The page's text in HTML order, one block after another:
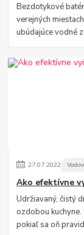
Bezdotykové
verejných
ubúdajúce vodné
27.07.2022
Ako efektívne
Udržiavaný, čistý
ozdobou
pokiaľ sa oň